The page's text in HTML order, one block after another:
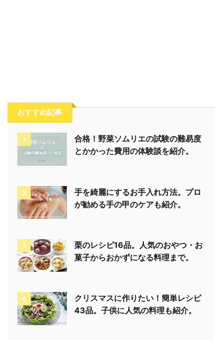
おすすめ記事
1
合格！野菜ソムリエの試験の難易度
とかかった費用の体験談を紹介。
2
手を綺麗にするお手入れ方法。プロ
が勧める手の甲のケアも紹介。
3
栗のレシピ16品。人気のおやつ・お
菓子からおかずになる料理まで。
4
クリスマスに作りたい！簡単レシピ
43品。子供に人気の料理も紹介。